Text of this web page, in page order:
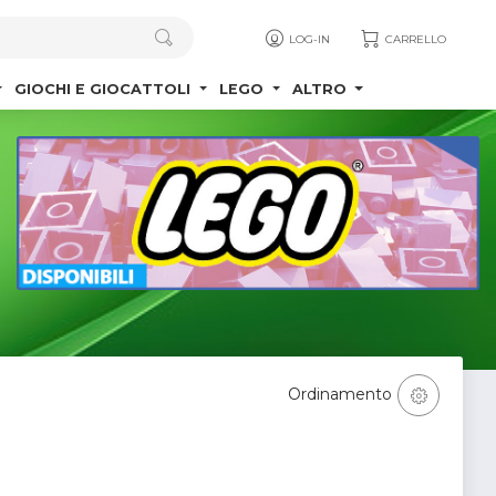
LOG-IN CARRELLO
GIOCHI E GIOCATTOLI LEGO ALTRO
Ordinamento